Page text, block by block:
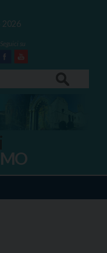
2026
Facebook
Youtube